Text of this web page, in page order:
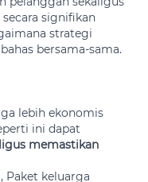
signifikan
strategi
bersama-sama.
lebih ekonomis
ini dapat
memastikan
Paket keluarga